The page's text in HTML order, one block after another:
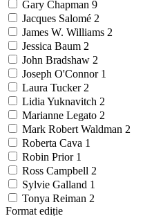
Gary Chapman 9
Jacques Salomé 2
James W. Williams 2
Jessica Baum 2
John Bradshaw 2
Joseph O'Connor 1
Laura Tucker 2
Lidia Yuknavitch 2
Marianne Legato 2
Mark Robert Waldman 2
Roberta Cava 1
Robin Prior 1
Ross Campbell 2
Sylvie Galland 1
Tonya Reiman 2
Format ediție